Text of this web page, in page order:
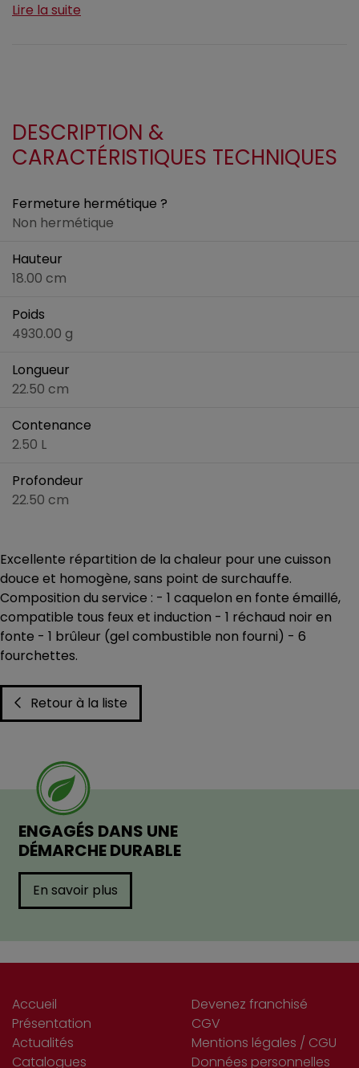
Lire la suite
DESCRIPTION &
CARACTÉRISTIQUES TECHNIQUES
Fermeture hermétique ?
Non hermétique
Hauteur
18.00 cm
Poids
4930.00 g
Longueur
22.50 cm
Contenance
2.50 L
Profondeur
22.50 cm
Excellente répartition de la chaleur pour une cuisson
douce et homogène, sans point de surchauffe.
Composition du service : - 1 caquelon en fonte émaillé,
compatible tous feux et induction - 1 réchaud noir en
fonte - 1 brûleur (gel combustible non fourni) - 6
fourchettes.
Retour à la liste
ENGAGÉS DANS UNE
DÉMARCHE DURABLE
En savoir plus
Accueil
Présentation
Actualités
Catalogues
Devenez franchisé
CGV
Mentions légales / CGU
Données personnelles